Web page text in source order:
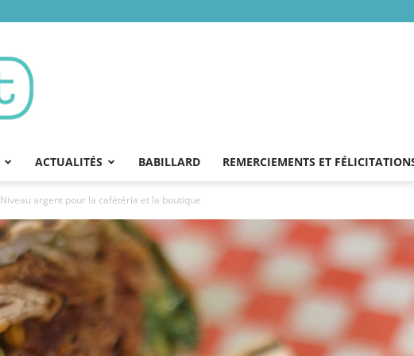
ACTUALITÉS BABILLARD REMERCIEMENTS ET
Niveau argent pour la cafétéria et la boutique